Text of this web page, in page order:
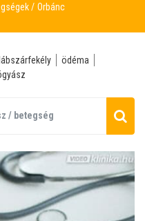
Orbánc
ödéma